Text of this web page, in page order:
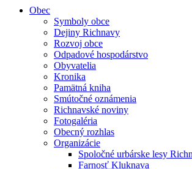
Obec
Symboly obce
Dejiny Richnavy
Rozvoj obce
Odpadové hospodárstvo
Obyvatelia
Kronika
Pamätná kniha
Smútočné oznámenia
Richnavské noviny
Fotogaléria
Obecný rozhlas
Organizácie
Spoločné urbárske lesy
Farnosť Kluknava